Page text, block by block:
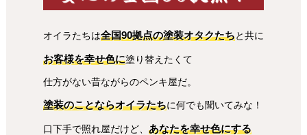
オイラたちは全国90拠点の塗装オタクたちと共に
お客様を幸せ色に塗り替えたくて
仕方がない昔ながらのペンキ屋だ。
塗装のことならオイラたちに何でも聞いてみな！
口下手で照れ屋だけど、 あなたを幸せ色にする